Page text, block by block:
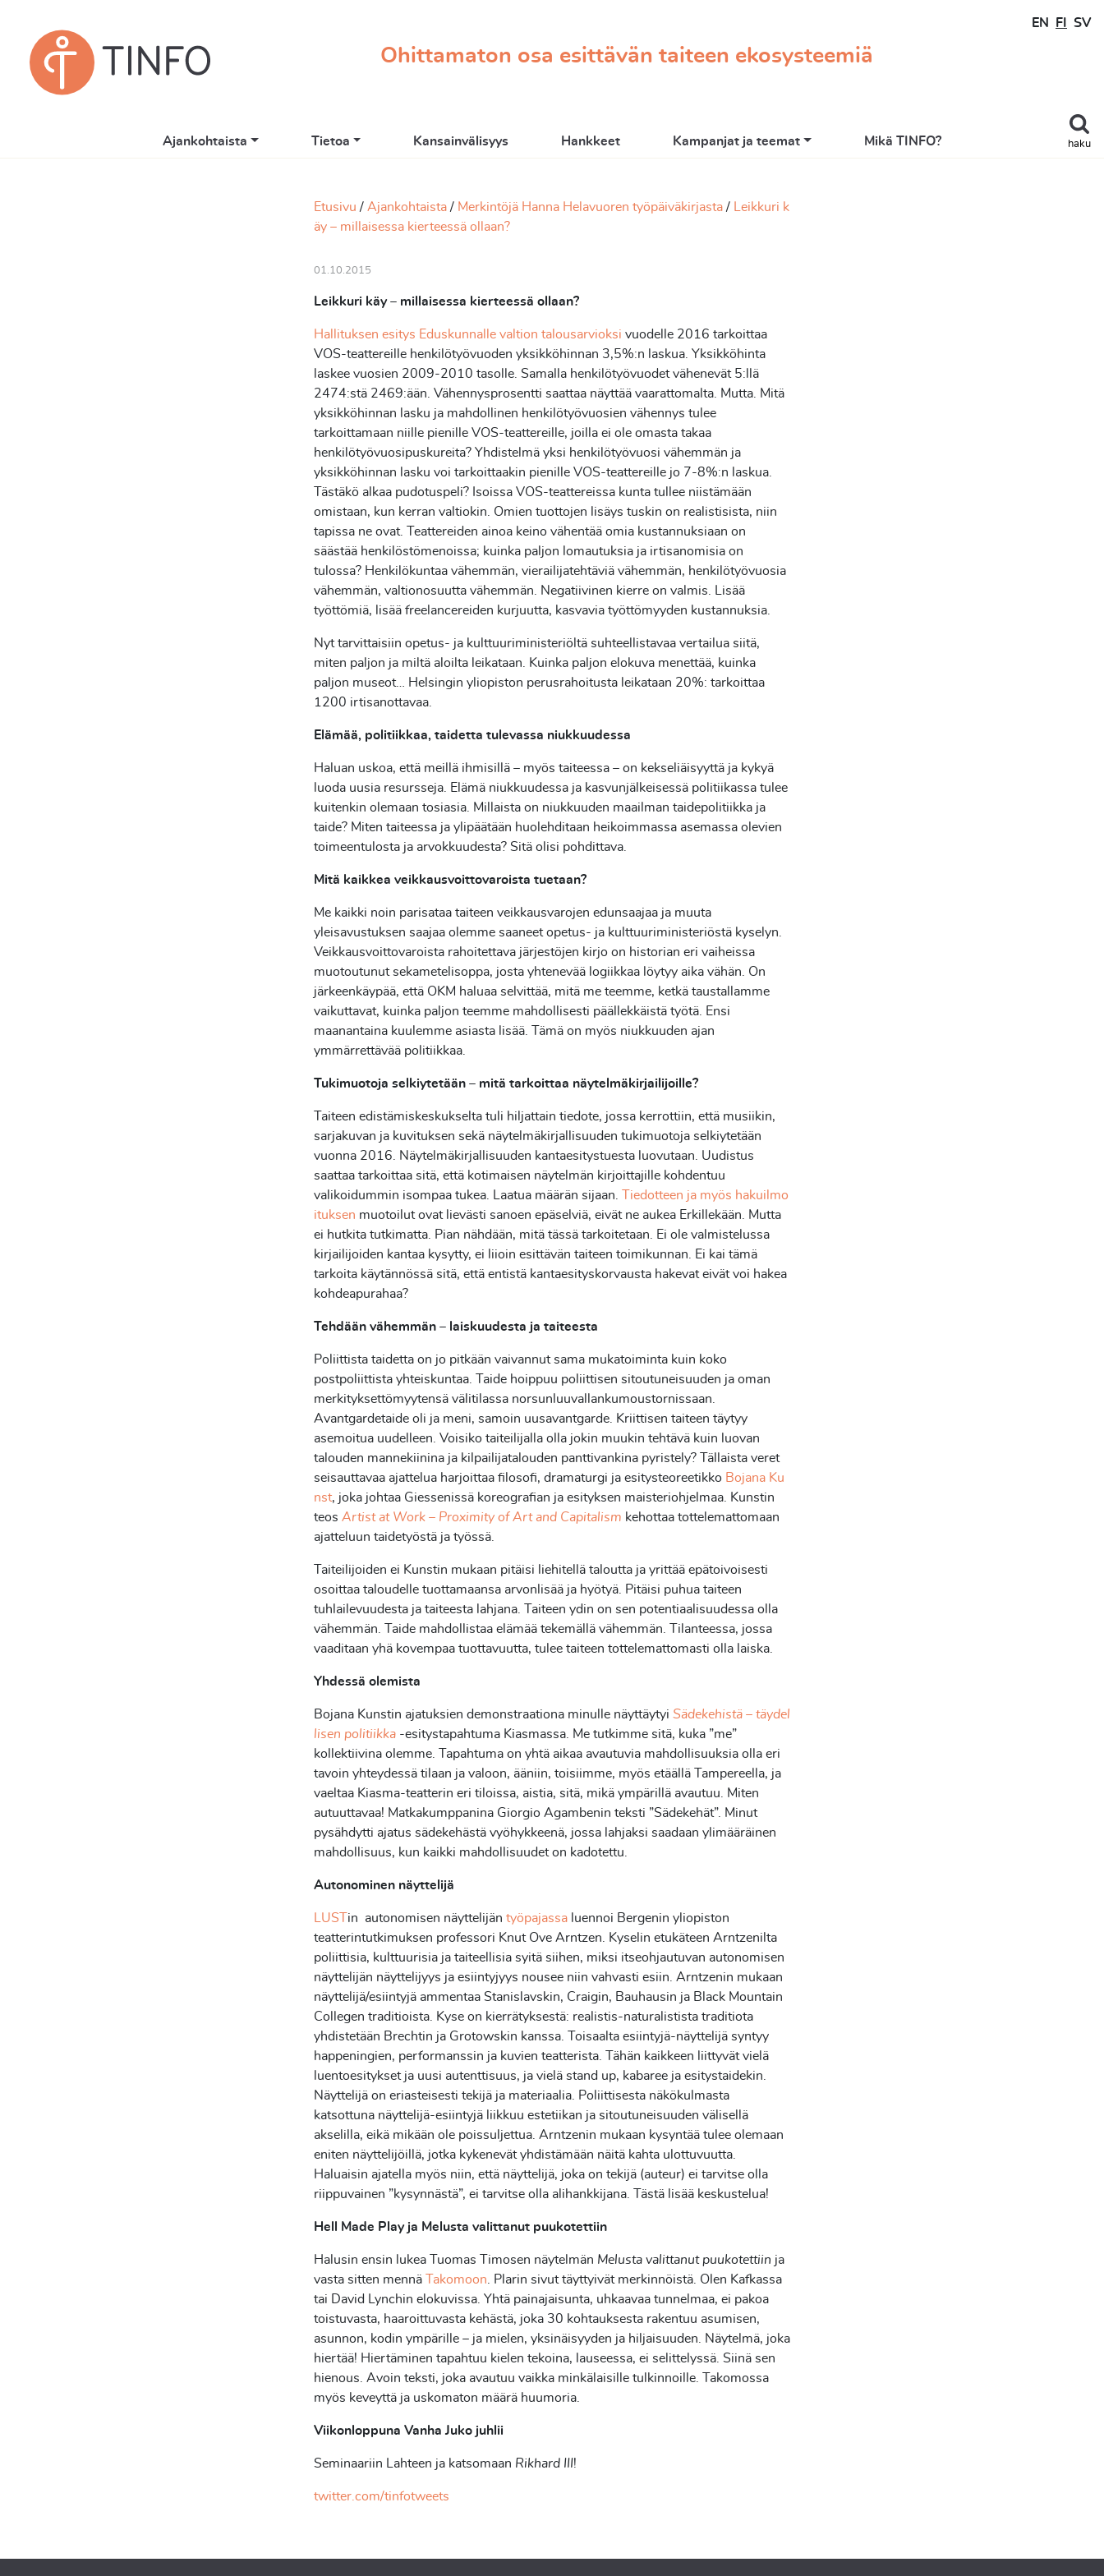
Ohittamaton osa esittävän taiteen ekosysteemiä
EN FI SV
haku
Ajankohtaista Tietoa Kansainvälisyys Hankkeet Kampanjat ja teemat Mikä TINFO?
Etusivu Ajankohtaista Merkintöjä Hanna Helavuoren työpäiväkirjasta
Leikkuri k
äy – millaisessa kierteessä ollaan?
01.10.2015
Leikkuri käy – millaisessa kierteessä ollaan?
Hallituksen esitys Eduskunnalle valtion talousarvioksi vuodelle 2016 tarkoittaa
VOS-teattereille henkilötyövuoden yksikköhinnan 3,5%:n laskua. Yksikköhinta
laskee vuosien 2009-2010 tasolle. Samalla henkilötyövuodet vähenevät 5:llä
2474:stä 2469:ään. Vähennysprosentti saattaa näyttää vaarattomalta. Mutta. Mitä
yksikköhinnan lasku ja mahdollinen henkilötyövuosien vähennys tulee
tarkoittamaan niille pienille VOS-teattereille, joilla ei ole omasta takaa
henkilötyövuosipuskureita? Yhdistelmä yksi henkilötyövuosi vähemmän ja
yksikköhinnan lasku voi tarkoittaakin pienille VOS-teattereille jo 7-8%:n laskua.
Tästäkö alkaa pudotuspeli? Isoissa VOS-teattereissa kunta tullee niistämään
omistaan, kun kerran valtiokin. Omien tuottojen lisäys tuskin on realistisista, niin
tapissa ne ovat. Teattereiden ainoa keino vähentää omia kustannuksiaan on
säästää henkilöstömenoissa; kuinka paljon lomautuksia ja irtisanomisia on
tulossa? Henkilökuntaa vähemmän, vierailijatehtäviä vähemmän, henkilötyövuosia
vähemmän, valtionosuutta vähemmän. Negatiivinen kierre on valmis. Lisää
työttömiä, lisää freelancereiden kurjuutta, kasvavia työttömyyden kustannuksia.
Nyt tarvittaisiin opetus- ja kulttuuriministeriöltä suhteellistavaa vertailua siitä,
miten paljon ja miltä aloilta leikataan. Kuinka paljon elokuva menettää, kuinka
paljon museot… Helsingin yliopiston perusrahoitusta leikataan 20%: tarkoittaa
1200 irtisanottavaa.
Elämää, politiikkaa, taidetta tulevassa niukkuudessa
Haluan uskoa, että meillä ihmisillä – myös taiteessa – on kekseliäisyyttä ja kykyä
luoda uusia resursseja. Elämä niukkuudessa ja kasvunjälkeisessä politiikassa tulee
kuitenkin olemaan tosiasia. Millaista on niukkuuden maailman taidepolitiikka ja
taide? Miten taiteessa ja ylipäätään huolehditaan heikoimmassa asemassa olevien
toimeentulosta ja arvokkuudesta? Sitä olisi pohdittava.
Mitä kaikkea veikkausvoittovaroista tuetaan?
Me kaikki noin parisataa taiteen veikkausvarojen edunsaajaa ja muuta
yleisavustuksen saajaa olemme saaneet opetus- ja kulttuuriministeriöstä kyselyn.
Veikkausvoittovaroista rahoitettava järjestöjen kirjo on historian eri vaiheissa
muotoutunut sekametelisoppa, josta yhtenevää logiikkaa löytyy aika vähän. On
järkeenkäypää, että OKM haluaa selvittää, mitä me teemme, ketkä taustallamme
vaikuttavat, kuinka paljon teemme mahdollisesti päällekkäistä työtä. Ensi
maanantaina kuulemme asiasta lisää. Tämä on myös niukkuuden ajan
ymmärrettävää politiikkaa.
Tukimuotoja selkiytetään – mitä tarkoittaa näytelmäkirjailijoille?
Taiteen edistämiskeskukselta tuli hiljattain tiedote, jossa kerrottiin, että musiikin,
sarjakuvan ja kuvituksen sekä näytelmäkirjallisuuden tukimuotoja selkiytetään
vuonna 2016. Näytelmäkirjallisuuden kantaesitystuesta luovutaan. Uudistus
saattaa tarkoittaa sitä, että kotimaisen näytelmän kirjoittajille kohdentuu
valikoidummin isompaa tukea. Laatua määrän sijaan.
Tiedotteen ja myös hakuilmo
ituksen muotoilut ovat lievästi sanoen epäselviä, eivät ne aukea Erkillekään. Mutta
ei hutkita tutkimatta. Pian nähdään, mitä tässä tarkoitetaan. Ei ole valmistelussa
kirjailijoiden kantaa kysytty, ei liioin esittävän taiteen toimikunnan. Ei kai tämä
tarkoita käytännössä sitä, että entistä kantaesityskorvausta hakevat eivät voi hakea
kohdeapurahaa?
Tehdään vähemmän – laiskuudesta ja taiteesta
Poliittista taidetta on jo pitkään vaivannut sama mukatoiminta kuin koko
postpoliittista yhteiskuntaa. Taide hoippuu poliittisen sitoutuneisuuden ja oman
merkityksettömyytensä välitilassa norsunluuvallankumoustornissaan.
Avantgardetaide oli ja meni, samoin uusavantgarde. Kriittisen taiteen täytyy
asemoitua uudelleen. Voisiko taiteilijalla olla jokin muukin tehtävä kuin luovan
talouden mannekiinina ja kilpailijatalouden panttivankina pyristely? Tällaista veret
seisauttavaa ajattelua harjoittaa filosofi, dramaturgi ja esitysteoreetikko Bojana Ku
nst, joka johtaa Giessenissä koreografian ja esityksen maisteriohjelmaa. Kunstin
teos Artist at Work – Proximity of Art and Capitalism kehottaa tottelemattomaan
ajatteluun taidetyöstä ja työssä.
Taiteilijoiden ei Kunstin mukaan pitäisi liehitellä taloutta ja yrittää epätoivoisesti
osoittaa taloudelle tuottamaansa arvonlisää ja hyötyä. Pitäisi puhua taiteen
tuhlailevuudesta ja taiteesta lahjana. Taiteen ydin on sen potentiaalisuudessa olla
vähemmän. Taide mahdollistaa elämää tekemällä vähemmän. Tilanteessa, jossa
vaaditaan yhä kovempaa tuottavuutta, tulee taiteen tottelemattomasti olla laiska.
Yhdessä olemista
Bojana Kunstin ajatuksien demonstraationa minulle näyttäytyi Sädekehistä – täydel
lisen politiikka -esitystapahtuma Kiasmassa. Me tutkimme sitä, kuka ”me”
kollektiivina olemme. Tapahtuma on yhtä aikaa avautuvia mahdollisuuksia olla eri
tavoin yhteydessä tilaan ja valoon, ääniin, toisiimme, myös etäällä Tampereella, ja
vaeltaa Kiasma-teatterin eri tiloissa, aistia, sitä, mikä ympärillä avautuu. Miten
autuuttavaa! Matkakumppanina Giorgio Agambenin teksti ”Sädekehät”. Minut
pysähdytti ajatus sädekehästä vyöhykkeenä, jossa lahjaksi saadaan ylimääräinen
mahdollisuus, kun kaikki mahdollisuudet on kadotettu.
Autonominen näyttelijä
LUST in autonomisen näyttelijän työpajassa luennoi Bergenin yliopiston
teatterintutkimuksen professori Knut Ove Arntzen. Kyselin etukäteen Arntzenilta
poliittisia, kulttuurisia ja taiteellisia syitä siihen, miksi itseohjautuvan autonomisen
näyttelijän näyttelijyys ja esiintyjyys nousee niin vahvasti esiin. Arntzenin mukaan
näyttelijä/esiintyjä ammentaa Stanislavskin, Craigin, Bauhausin ja Black Mountain
Collegen traditioista. Kyse on kierrätyksestä: realistis-naturalistista traditiota
yhdistetään Brechtin ja Grotowskin kanssa. Toisaalta esiintyjä-näyttelijä syntyy
happeningien, performanssin ja kuvien teatterista. Tähän kaikkeen liittyvät vielä
luentoesitykset ja uusi autenttisuus, ja vielä stand up, kabaree ja esitystaidekin.
Näyttelijä on eriasteisesti tekijä ja materiaalia. Poliittisesta näkökulmasta
katsottuna näyttelijä-esiintyjä liikkuu estetiikan ja sitoutuneisuuden välisellä
akselilla, eikä mikään ole poissuljettua. Arntzenin mukaan kysyntää tulee olemaan
eniten näyttelijöillä, jotka kykenevät yhdistämään näitä kahta ulottuvuutta.
Haluaisin ajatella myös niin, että näyttelijä, joka on tekijä (auteur) ei tarvitse olla
riippuvainen ”kysynnästä”, ei tarvitse olla alihankkijana. Tästä lisää keskustelua!
Hell Made Play ja Melusta valittanut puukotettiin
Halusin ensin lukea Tuomas Timosen näytelmän Melusta valittanut puukotettiin ja
vasta sitten mennä
Takomoon . Plarin sivut täyttyivät merkinnöistä. Olen Kafkassa
tai David Lynchin elokuvissa. Yhtä painajaisunta, uhkaavaa tunnelmaa, ei pakoa
toistuvasta, haaroittuvasta kehästä, joka 30 kohtauksesta rakentuu asumisen,
asunnon, kodin ympärille – ja mielen, yksinäisyyden ja hiljaisuuden. Näytelmä, joka
hiertää! Hiertäminen tapahtuu kielen tekoina, lauseessa, ei selittelyssä. Siinä sen
hienous. Avoin teksti, joka avautuu vaikka minkälaisille tulkinnoille. Takomossa
myös keveyttä ja uskomaton määrä huumoria.
Viikonloppuna Vanha Juko juhlii
Seminaariin Lahteen ja katsomaan Rikhard III!
twitter.com/tinfotweets